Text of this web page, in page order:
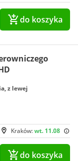
do koszyka
z lewej
Kraków:wt. 11.08
do koszyka